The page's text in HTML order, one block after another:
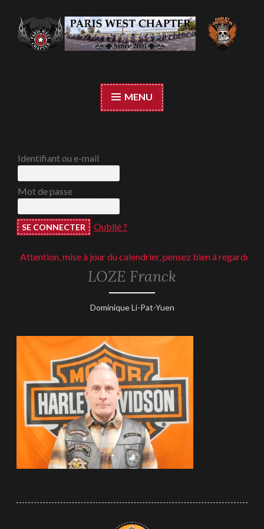
Accéder
au
contenu
MENU
Identifiant ou e-mail
Mot de passe
Oublié ?
Attention, mise à jour du calendrier, pensez bien à regarder ;-)
LOZE Franck
21
Dominique Li-Pat-Yuen